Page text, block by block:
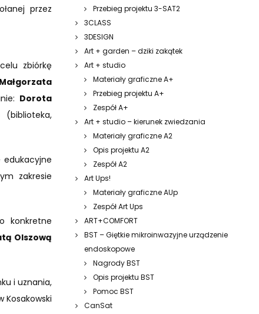
przez
zbiórkę
Małgorzata
Dorota
(biblioteka,
edukacyjne
zakresie
konkretne
Olszową
i uznania,
Kosakowski
Przebieg projektu 3-SAT2
3CLASS
3DESIGN
Art + garden – dziki zakątek
Art + studio
Materiały graficzne A+
Przebieg projektu A+
Zespół A+
Art + studio – kierunek zwiedzania
Materiały graficzne A2
Opis projektu A2
Zespół A2
Art Ups!
Materiały graficzne AUp
Zespół Art Ups
ART+COMFORT
BST – Giętkie mikroinwazyjne urządzenie
endoskopowe
Nagrody BST
Opis projektu BST
Pomoc BST
CanSat